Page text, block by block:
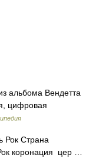
альбома Вендетта
цифровая
Рок Страна
коронация цер …